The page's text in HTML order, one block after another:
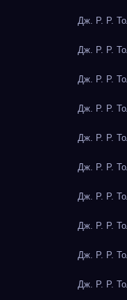
Дж. Р. Р.
Дж. Р. Р.
Дж. Р. Р.
Дж. Р. Р.
Дж. Р. Р.
Дж. Р. Р.
Дж. Р. Р.
Дж. Р. Р.
Дж. Р. Р.
Дж. Р. Р.